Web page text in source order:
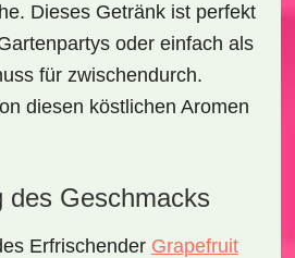
Dieses Getränk ist perfekt
oder einfach als
für zwischendurch.
diesen köstlichen Aromen
des Geschmacks
Erfrischender Grapefruit